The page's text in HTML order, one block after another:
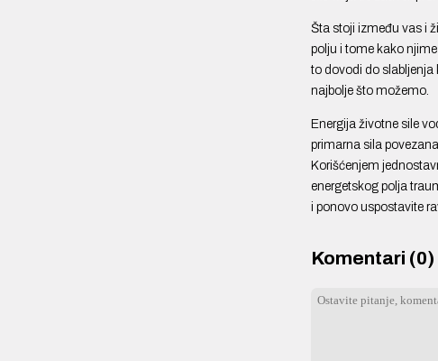
Šta stoji između vas i
polju i tome kako
to dovodi do
najbolje što možemo.
Energija životne sile
primarna sila
Korišćenjem
energetskog polja
i ponovo uspostavite
Komentari (0)